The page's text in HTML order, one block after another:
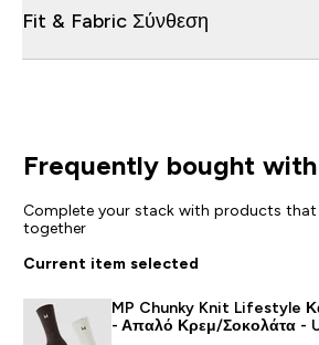
Fit & Fabric Σύνθεση
Frequently bought with
Complete your stack with products
together
Current item selected
MP Chunky Knit Lifestyle
- Απαλό Κρεμ/Σοκολάτα -